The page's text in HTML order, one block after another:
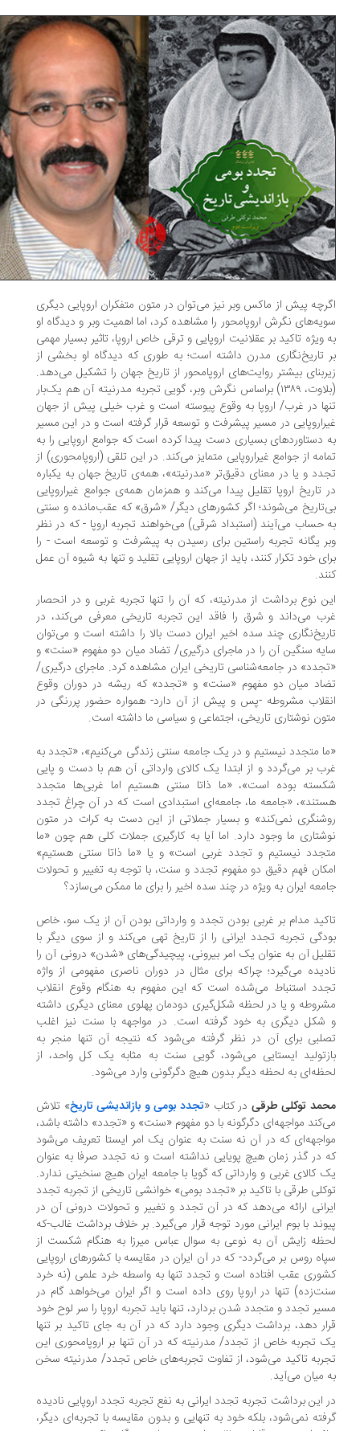
پیش از ماکس وبر نیز می‌توان در متون متفکران اروپایی دیگری
نگرش اروپامحور را مشاهده کرد، اما اهمیت وبر و دیدگاه او
ویژه تاکید بر عقلانیت اروپایی و ترقی خاص اروپا، تاثیر بسیار مهمی
تاریخ‌نگاری مدرن داشته است؛ به طوری که دیدگاه او بخشی از
بیشتر روایت‌های اروپامحور از تاریخ جهان را تشکیل می‌دهد.
(بلاوت، ۱۳۸۹) براساس نگرش وبر، گویی تجربه مدرنیته آن هم یک‌بار
در غرب/ اروپا به وقوع پیوسته است و غرب خیلی پیش از جهان
در مسیر پیشرفت و توسعه قرار گرفته است و در این مسیر
دستاوردهای بسیاری دست پیدا کرده است که جوامع اروپایی را به
از جوامع غیراروپایی متمایز می‌کند. در این تلقی (اروپامحوری) از
و یا در معنای دقیق‌تر «مدرنیته»، همه‌ی تاریخ جهان به یکباره
تاریخ اروپا تقلیل پیدا می‌کند و همزمان همه‌ی جوامع غیراروپایی
می‌شوند؛ اگر کشورهای دیگر/ «شرق» که عقب‌مانده و سنتی
حساب می‌آیند (استبداد شرقی) می‌خواهند تجربه اروپا - که در نظر
یگانه تجربه راستین برای رسیدن به پیشرفت و توسعه است - را
خود تکرار کنند، باید از جهان اروپایی تقلید و تنها به شیوه آن عمل
نوع برداشت از مدرنیته، که آن را تنها تجربه غربی و در انحصار
می‌داند و شرق را فاقد این تجربه تاریخی معرفی می‌کند، در
چند سده اخیر ایران دست بالا را داشته است و می‌توان
سنگین آن را در ماجرای درگیری/ تضاد میان دو مفهوم «سنت» و
در جامعه‌شناسی تاریخی ایران مشاهده کرد. ماجرای درگیری/
میان دو مفهوم «سنت» و «تجدد» که ریشه در دوران وقوع
مشروطه -پس و پیش از آن دارد- همواره حضور پررنگی در
نوشتاری تاریخی، اجتماعی و سیاسی ما داشته است.
متجدد نیستیم و در یک جامعه سنتی زندگی می‌کنیم»، «تجدد به
بر می‌گردد و از ابتدا یک کالای وارداتی آن هم با دست و پایی
بوده است»، «ما ذاتا سنتی هستیم اما غربی‌ها متجدد
«جامعه ما، جامعه‌ای استبدادی است که در آن چراغ تجدد
نمی‌کند» و بسیار جملاتی از این دست به کرات در متون
ما وجود دارد. اما آیا به کارگیری جملات کلی هم چون «ما
نیستیم و تجدد غربی است» و یا «ما ذاتا سنتی هستیم»
فهم دقیق دو مفهوم تجدد و سنت، با توجه به تغییر و تحولات
ایران به ویژه در چند سده اخیر را برای ما ممکن می‌سازد؟
مدام بر غربی بودن تجدد و وارداتی بودن آن از یک سو، خاص
تجربه تجدد ایرانی را از تاریخ تهی می‌کند و از سوی دیگر با
آن به عنوان یک امر بیرونی، پیچیدگی‌های «شدن» درونی آن را
می‌گیرد؛ چراکه برای مثال در دوران ناصری مفهومی از واژه
استنباط می‌شده است که این مفهوم به هنگام وقوع انقلاب
و یا در لحظه شکل‌گیری دودمان پهلوی معنای دیگری داشته
دیگری به خود گرفته است. در مواجهه با سنت نیز اغلب
برای آن در نظر گرفته می‌شود که نتیجه آن تنها منجر به
ایستایی می‌شود، گویی سنت به مثابه یک کل واحد، از
به لحظه دیگر بدون هیچ دگرگونی وارد می‌شود.
توکلی طرقیدر کتاب «تجدد بومی و بازاندیشی تاریخ» تلاش
مواجهه‌ای دگرگونه با دو مفهوم «سنت» و «تجدد» داشته باشد،
که در آن نه سنت به عنوان یک امر ایستا تعریف می‌شود
در گذر زمان هیچ پویایی نداشته است و نه تجدد صرفا به عنوان
کالای غربی و وارداتی که گویا با جامعه ایران هیچ سنخیتی ندارد.
طرقی با تاکید بر «تجدد بومی» خوانشی تاریخی از تجربه تجدد
ارائه می‌دهد که در آن تجدد و تغییر و تحولات درونی آن در
با بوم ایرانی مورد توجه قرار می‌گیرد. بر خلاف برداشت غالب-که
زایش آن به نوعی به سوال عباس میرزا به هنگام شکست از
روس بر می‌گردد- که در آن ایران در مقایسه با کشورهای اروپایی
عقب افتاده است و تجدد تنها به واسطه خرد علمی (نه خرد
تنها در اروپا روی داده است و اگر ایران می‌خواهد گام در
تجدد و متجدد شدن بردارد، تنها باید تجربه اروپا را سر لوح خود
دهد، برداشت دیگری وجود دارد که در آن به جای تاکید بر تنها
تجربه خاص از تجدد/ مدرنیته که در آن تنها بر اروپامحوری این
تاکید می‌شود، از تفاوت تجربه‌های خاص تجدد/ مدرنیته سخن
میان می‌آید.
این برداشت تجربه تجدد ایرانی به نفع تجربه تجدد اروپایی نادیده
نمی‌شود، بلکه خود به تنهایی و بدون مقایسه با تجربه‌ای دیگر،